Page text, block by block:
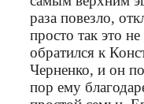
раза повезло,
просто так это
обратился к
Черненко, и он
пор ему